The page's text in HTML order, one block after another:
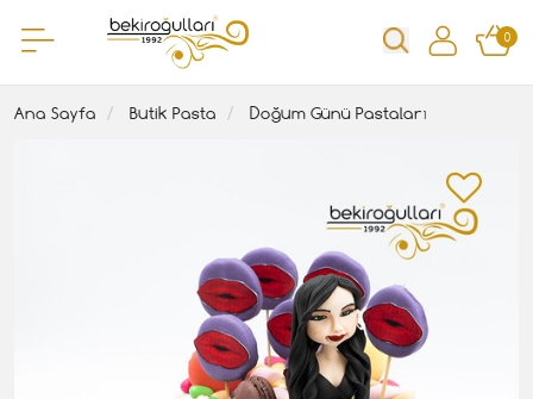
0
Ana Sayfa Butik Pasta Doğum Günü Pastaları